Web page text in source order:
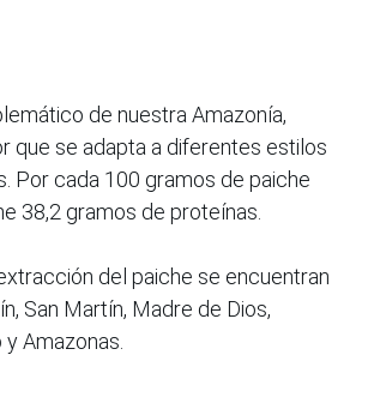
de nuestra Amazonía,
que se adapta a diferentes estilos
Por cada 100 gramos de paiche
38,2 gramos de proteínas.
del paiche se encuentran
San Martín, Madre de Dios,
y Amazonas.